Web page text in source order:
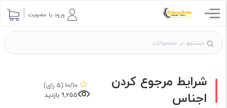
ورود یا عضویت
شرایط مرجوع کردن
اجناس
10/10 (5 رای)
9,255 بازدید
ارسال پرسش